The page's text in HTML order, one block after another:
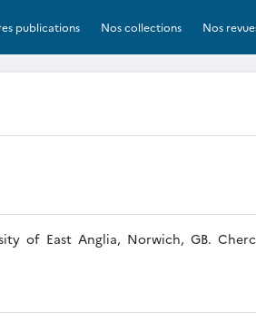
publications Nos collections Nos
of East Anglia, Norwich, GB.